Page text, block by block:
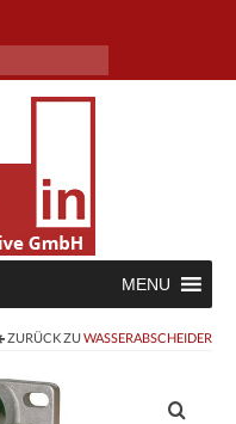
MENU
ZURÜCK ZUWASSERABSCHEIDER